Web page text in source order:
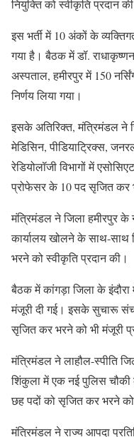
नियुक्ति को स्वीकृति प्रदान
इस भर्ती में 10 अंकों के
गया है। बैठक में डॉ. राधाकृष्णन
अस्पताल, हमीरपुर में 150
निर्णय लिया गया।
इसके अतिरिक्त, मंत्रिमंडल ने
मेडिसिन, पीडियाट्रिक्स,
रेडियोलॉजी विभागों में
प्रोफेसर के 10 पद सृजित कर
मंत्रिमंडल ने जिला हमीरपुर
कार्यालय खोलने के साथ-साथ
भरने को स्वीकृति प्रदान की।
बैठक में कांगड़ा जिला के
मंजूरी दी गई। इसके सुचारू
सृजित कर भरने को भी मंजूरी
मंत्रिमंडल ने लाहौल-स्पीति
शिंकुला में एक नई पुलिस चौकी
छह पदों को सृजित कर भरने को
मंत्रिमंडल ने राज्य आपदा